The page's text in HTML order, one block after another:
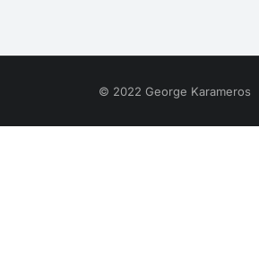
© 2022 George Karameros